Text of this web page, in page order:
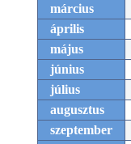
március
április
május
június
július
augusztus
szeptember